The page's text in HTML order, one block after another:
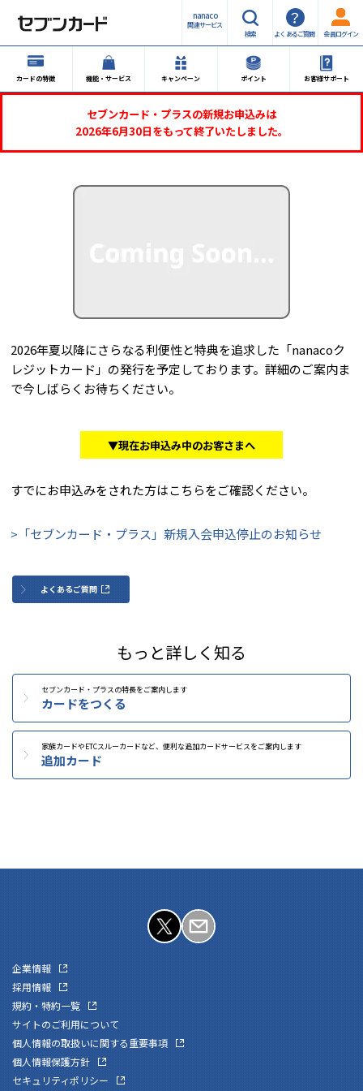
nanaco
関連サービス
検索
よくあるご質問 会員ログイン
カードの特徴 機能・サービス キャンペーン ポイント お客様サポート
セブンカード・プラスの新規お申込みは
2026年6月30日をもって終了いたしました。
2026年夏以降にさらなる利便性と特典を追求した「nanacoク
レジットカード」の発行を予定しております。詳細のご案内ま
で今しばらくお待ちください。
▼現在お申込み中のお客さまへ
すでにお申込みをされた方はこちらをご確認ください。
>「セブンカード・プラス」新規入会申込停止のお知らせ
よくあるご質問
もっと詳しく知る
セブンカード・プラスの特長をご案内します
カードをつくる
家族カードやETCスルーカードなど、 便利な追加カードサービスをご案内します
追加カード
企業情報
採用情報
規約・特約一覧
サイトのご利用について
個人情報の取扱いに関する重要事項
個人情報保護方針
セキュリティポリシー